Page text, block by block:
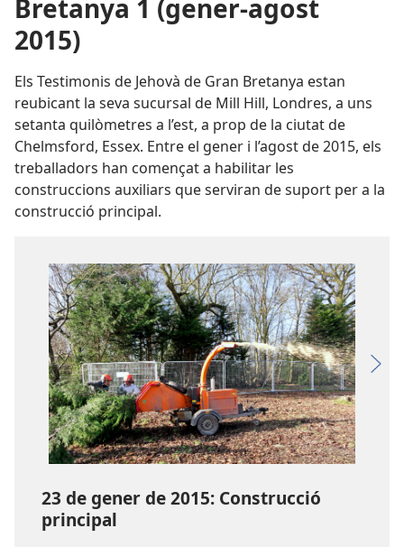
Bretanya 1 (gener-agost
2015)
Els Testimonis de Jehovà de Gran Bretanya estan
reubicant la seva sucursal de Mill Hill, Londres, a uns
setanta quilòmetres a l’est, a prop de la ciutat de
Chelmsford, Essex. Entre el gener i l’agost de 2015, els
treballadors han començat a habilitar les
construccions auxiliars que serviran de suport per a la
construcció principal.
23 de gener de 2015: Construcció
principal